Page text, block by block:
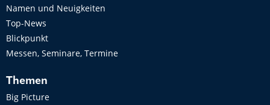
Namen und Neuigkeiten
Top-News
Blickpunkt
Messen, Seminare, Termine
Themen
Big Picture